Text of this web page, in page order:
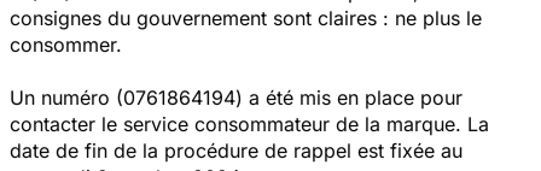
consignes du gouvernement sont claires : ne plus le
consommer.
Un numéro (0761864194) a été mis en place pour
contacter le service consommateur de la marque. La
date de fin de la procédure de rappel est fixée au